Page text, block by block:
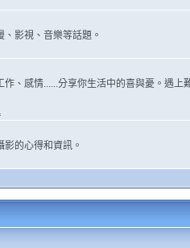
影視、音樂等話題。
作、感情......分享你生活中的喜與憂。遇上
的心得和資訊。